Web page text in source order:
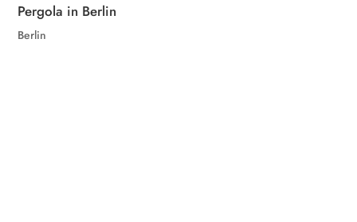
Pergola in Berlin
Berlin